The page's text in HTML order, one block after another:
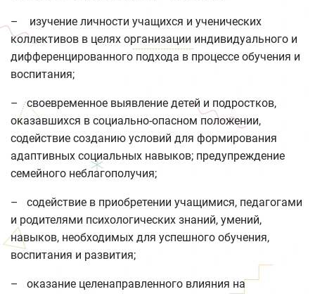
– изучение личности учащихся и ученических
коллективов в целях организации индивидуального и
дифференцированного подхода в процессе обучения и
воспитания;
– своевременное выявление детей и подростков,
оказавшихся в социально-опасном положении,
содействие созданию условий для формирования
адаптивных социальных навыков; предупреждение
семейного неблагополучия;
– содействие в приобретении учащимися, педагогами
и родителями психологических знаний, умений,
навыков, необходимых для успешного обучения,
воспитания и развития;
– оказание целенаправленного влияния на